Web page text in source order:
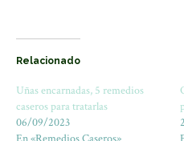
Relacionado
Uñas encarnadas, 5 remedios
caseros para tratarlas
06/09/2023